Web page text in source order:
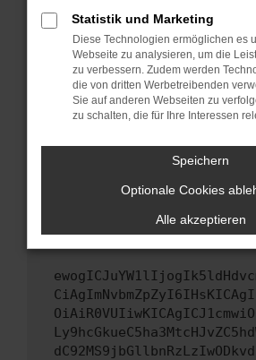
Betriebssystem auf dem
Veraltete Software birgt nicht
Sicherheitsrisiko, sondern
führen, dass bestimmte
unterstützt werden.
Wenn du alle oben genannten
versuchen, das Problem zu
uns diesen Text schicken, um
Fehlersuche zu unterstützen:
Statistik und Marketing
Diese Technologien ermöglichen es
Webseite zu analysieren, um die
zu verbessern. Zudem werden
die von dritten Werbetreibenden
Sie auf anderen Webseiten zu
zu schalten, die für Ihre Interessen
Speichern
Optionale Cookies
Alle akzeptieren